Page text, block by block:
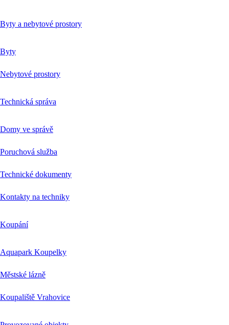
Byty a nebytové prostory
Byty
Nebytové prostory
Technická správa
Domy ve správě
Poruchová služba
Technické dokumenty
Kontakty na techniky
Koupání
Aquapark Koupelky
Městské lázně
Koupaliště Vrahovice